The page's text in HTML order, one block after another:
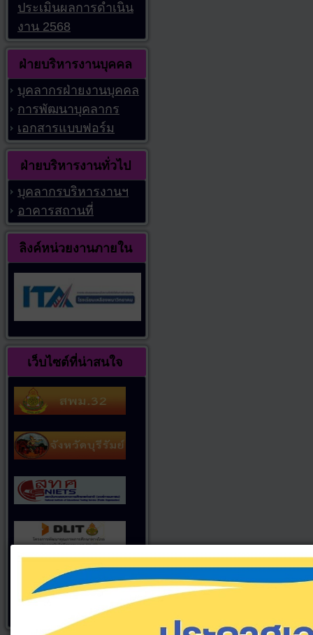
ประเมินผลการดำเนิน
งาน 2568
ฝ่ายบริหารงานบุคคล
บุคลากรฝ่ายงานบุคคล
การพัฒนาบุคลากร
เอกสารแบบฟอร์ม
ฝ่ายบริหารงานทั่วไป
บุคลากรบริหารงานฯ
อาคารสถานที่
ลิงค์หน่วยงานภายใน
เว็บไซต์ที่น่าสนใจ